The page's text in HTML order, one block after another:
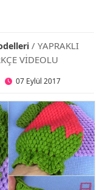
/ YAPRAKLI
VİDEOLU
07 Eylül 2017